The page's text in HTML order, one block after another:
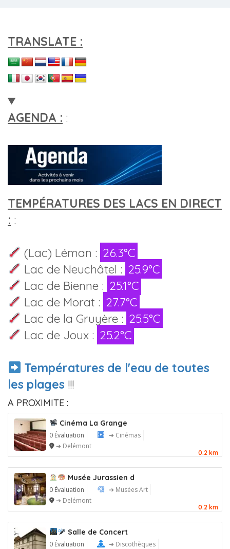
TRANSLATE :
AGENDA : :
TEMPÉRATURES DES LACS EN DIRECT
: :
(Lac) Léman : 26.3°C
Lac de Neuchâtel : 25.9°C
Lac de Bienne : 25.1°C
Lac de Morat : 27.7°C
Lac de la Gruyère : 25.5°C
Lac de Joux : 25.2°C
Températures de l'eau de toutes
les plages !!!
A PROXIMITE :
Cinéma La Grange
0 Évaluation
➔ Cinémas
➔ Delémont
0.2 km
Musée Jurassien d
0 Évaluation
➔ Musées Art
➔ Delémont
0.2 km
Salle de Concert
0 Évaluation
➔ Discothèques